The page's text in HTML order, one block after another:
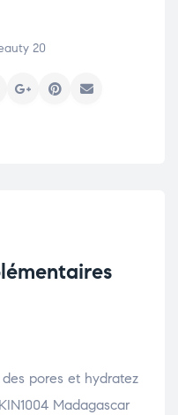
20
pores et hydratez
Madagascar